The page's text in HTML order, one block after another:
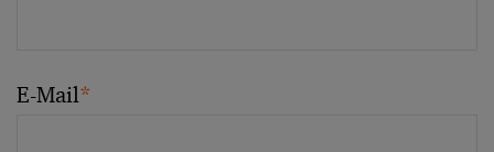
E-Mail*